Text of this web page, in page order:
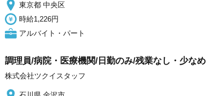
東京都 中央区
時給1,226円
アルバイト・パート
調理員/病院・医療機関/日勤のみ/残業なし・少なめ
株式会社ツクイスタッフ